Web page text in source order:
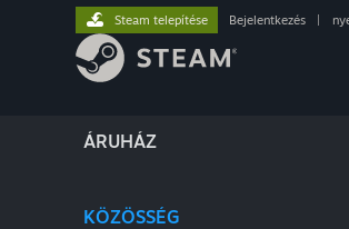
ÁRUHÁZ
KÖZÖSSÉG
Steam telepítése Bejelentkezés